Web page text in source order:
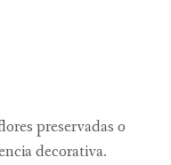
preservadas o
decorativa.